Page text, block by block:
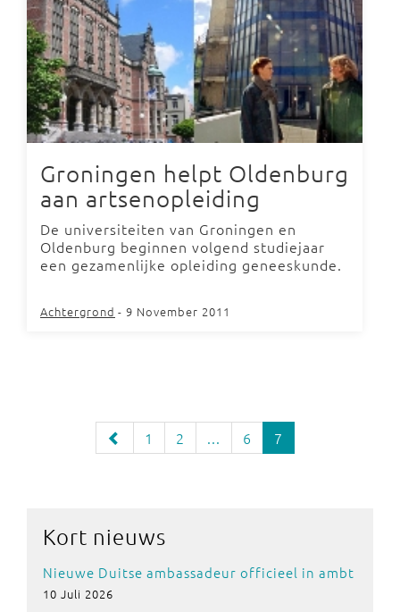
Groningen helpt Oldenburg
aan artsenopleiding
De universiteiten van Groningen en
Oldenburg beginnen volgend studiejaar
een gezamenlijke opleiding geneeskunde.
Achtergrond - 9 November 2011
1 2 ... 6 7
Kort nieuws
Nieuwe Duitse ambassadeur officieel in ambt
10 Juli 2026